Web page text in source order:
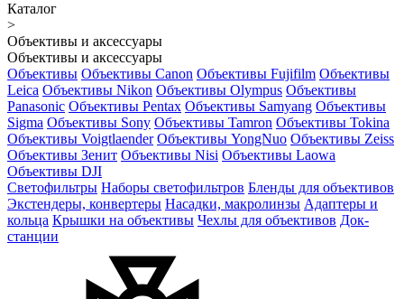
Каталог
>
Объективы и аксессуары
Объективы и аксессуары
Объективы Объективы Canon Объективы Fujifilm Объективы
Leica Объективы Nikon Объективы Olympus Объективы
Panasonic Объективы Pentax Объективы Samyang Объективы
Sigma Объективы Sony Объективы Tamron Объективы Tokina
Объективы Voigtlaender Объективы YongNuo Объективы Zeiss
Объективы Зенит Объективы Nisi Объективы Laowa
Объективы DJI
Светофильтры Наборы светофильтров Бленды для объективов
Экстендеры, конвертеры Насадки, макролинзы Адаптеры и
кольца Крышки на объективы Чехлы для объективов Док-
станции